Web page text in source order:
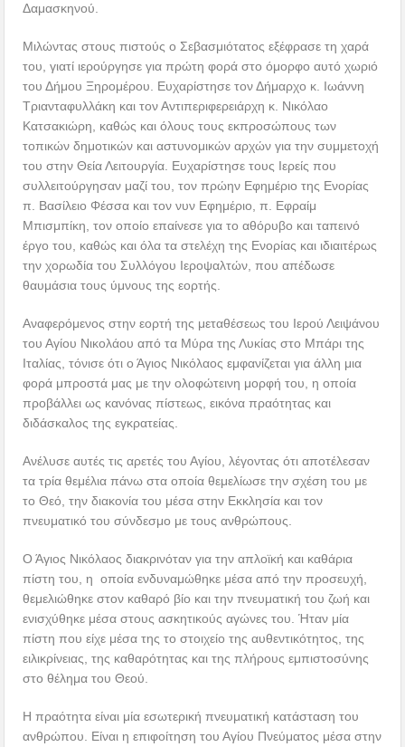
Δαμασκηνού.
Μιλώντας στους πιστούς ο Σεβασμιότατος εξέφρασε τη χαρά
του, γιατί ιερούργησε για πρώτη φορά στο όμορφο αυτό χωριό
του Δήμου Ξηρομέρου. Ευχαρίστησε τον Δήμαρχο κ. Ιωάννη
Τριανταφυλλάκη και τον Αντιπεριφερειάρχη κ. Νικόλαο
Κατσακιώρη, καθώς και όλους τους εκπροσώπους των
τοπικών δημοτικών και αστυνομικών αρχών για την συμμετοχή
του στην Θεία Λειτουργία. Ευχαρίστησε τους Ιερείς που
συλλειτούργησαν μαζί του, τον πρώην Εφημέριο της Ενορίας
π. Βασίλειο Φέσσα και τον νυν Εφημέριο, π. Εφραίμ
Μπισμπίκη, τον οποίο επαίνεσε για το αθόρυβο και ταπεινό
έργο του, καθώς και όλα τα στελέχη της Ενορίας και ιδιαιτέρως
την χορωδία του Συλλόγου Ιεροψαλτών, που απέδωσε
θαυμάσια τους ύμνους της εορτής.
Αναφερόμενος στην εορτή της μεταθέσεως του Ιερού Λειψάνου
του Αγίου Νικολάου από τα Μύρα της Λυκίας στο Μπάρι της
Ιταλίας, τόνισε ότι ο Άγιος Νικόλαος εμφανίζεται για άλλη μια
φορά μπροστά μας με την ολοφώτεινη μορφή του, η οποία
προβάλλει ως κανόνας πίστεως, εικόνα πραότητας και
διδάσκαλος της εγκρατείας.
Ανέλυσε αυτές τις αρετές του Αγίου, λέγοντας ότι αποτέλεσαν
τα τρία θεμέλια πάνω στα οποία θεμελίωσε την σχέση του με
το Θεό, την διακονία του μέσα στην Εκκλησία και τον
πνευματικό του σύνδεσμο με τους ανθρώπους.
Ο Άγιος Νικόλαος διακρινόταν για την απλοϊκή και καθάρια
πίστη του, η οποία ενδυναμώθηκε μέσα από την προσευχή,
θεμελιώθηκε στον καθαρό βίο και την πνευματική του ζωή και
ενισχύθηκε μέσα στους ασκητικούς αγώνες του. Ήταν μία
πίστη που είχε μέσα της το στοιχείο της αυθεντικότητος, της
ειλικρίνειας, της καθαρότητας και της πλήρους εμπιστοσύνης
στο θέλημα του Θεού.
Η πραότητα είναι μία εσωτερική πνευματική κατάσταση του
ανθρώπου. Είναι η επιφοίτηση του Αγίου Πνεύματος μέσα στην